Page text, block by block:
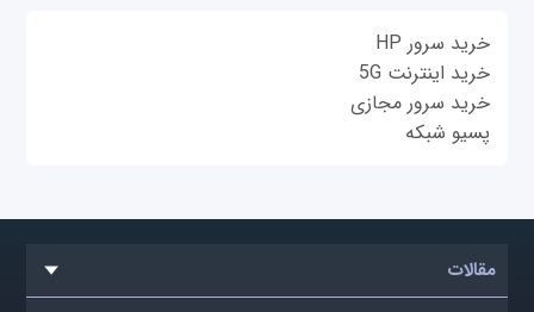
خرید سرور HP
خرید اینترنت 5G
خرید سرور مجازی
پسیو شبکه
مقالات